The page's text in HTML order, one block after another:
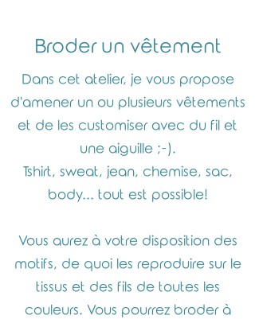
Broder un vêtement
Dans cet atelier, je vous propose
d'amener un ou plusieurs vêtements
et de les customiser avec du fil et
une aiguille ;-).
Tshirt, sweat, jean, chemise, sac,
body... tout est possible!
Vous aurez à votre disposition des
motifs, de quoi les reproduire sur le
tissus et des fils de toutes les
couleurs. Vous pourrez broder à